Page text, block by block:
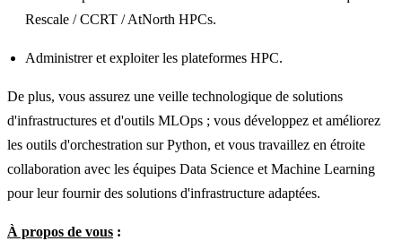
Rescale / CCRT / AtNorth HPCs.
Administrer et exploiter les plateformes HPC.
De plus, vous assurez une veille technologique de solutions
d'infrastructures et d'outils MLOps ; vous développez et améliorez
les outils d'orchestration sur Python, et vous travaillez en étroite
collaboration avec les équipes Data Science et Machine Learning
pour leur fournir des solutions d'infrastructure adaptées.
À propos de vous :